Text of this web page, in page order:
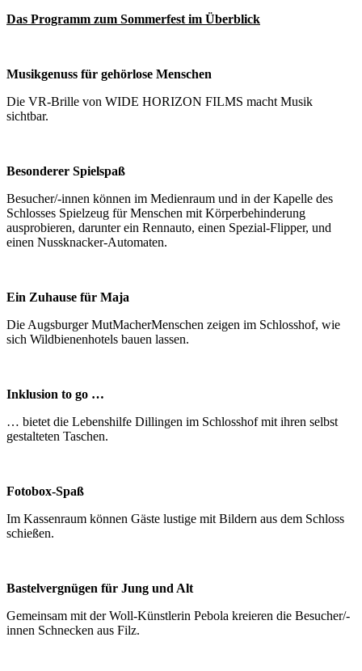
Das Programm zum Sommerfest im Überblick
Musikgenuss für gehörlose Menschen
Die VR-Brille von WIDE HORIZON FILMS macht Musik
sichtbar.
Besonderer Spielspaß
Besucher/-innen können im Medienraum und in der Kapelle des
Schlosses Spielzeug für Menschen mit Körperbehinderung
ausprobieren, darunter ein Rennauto, einen Spezial-Flipper, und
einen Nussknacker-Automaten.
Ein Zuhause für Maja
Die Augsburger MutMacherMenschen zeigen im Schlosshof, wie
sich Wildbienenhotels bauen lassen.
Inklusion to go …
… bietet die Lebenshilfe Dillingen im Schlosshof mit ihren selbst
gestalteten Taschen.
Fotobox-Spaß
Im Kassenraum können Gäste lustige mit Bildern aus dem Schloss
schießen.
Bastelvergnügen für Jung und Alt
Gemeinsam mit der Woll-Künstlerin Pebola kreieren die Besucher/-
innen Schnecken aus Filz.